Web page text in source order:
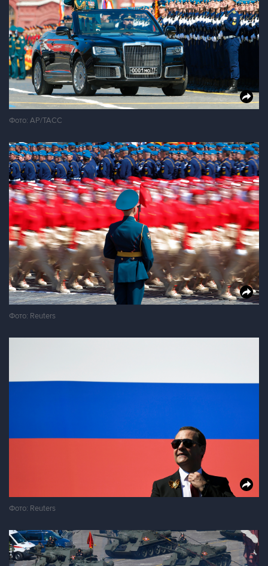
Фото: AP/ТАСС
Фото: Reuters
Фото: Reuters